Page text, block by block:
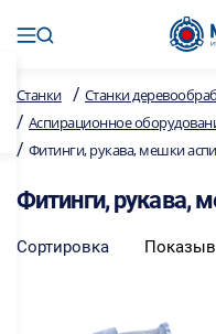
Станки / Станки
/ Аспирационное
/ Фитинги, рукава, мешки
Фитинги, рукава,
Сортировка